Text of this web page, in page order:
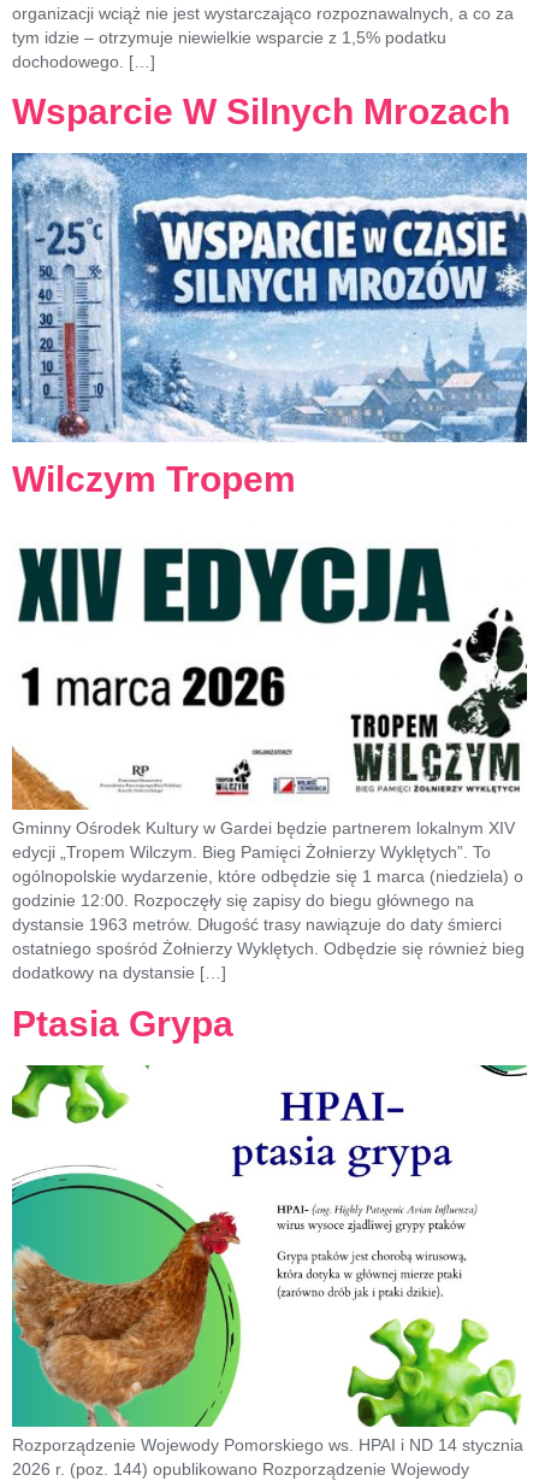
organizacji wciąż nie jest wystarczająco rozpoznawalnych, a co za
tym idzie – otrzymuje niewielkie wsparcie z 1,5% podatku
dochodowego. […]
Wsparcie W Silnych Mrozach
Wilczym Tropem
Gminny Ośrodek Kultury w Gardei będzie partnerem lokalnym XIV
edycji „Tropem Wilczym. Bieg Pamięci Żołnierzy Wyklętych”. To
ogólnopolskie wydarzenie, które odbędzie się 1 marca (niedziela) o
godzinie 12:00. Rozpoczęły się zapisy do biegu głównego na
dystansie 1963 metrów. Długość trasy nawiązuje do daty śmierci
ostatniego spośród Żołnierzy Wyklętych. Odbędzie się również bieg
dodatkowy na dystansie […]
Ptasia Grypa
Rozporządzenie Wojewody Pomorskiego ws. HPAI i ND 14 stycznia
2026 r. (poz. 144) opublikowano Rozporządzenie Wojewody